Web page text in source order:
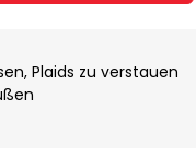
Plaids zu verstauen